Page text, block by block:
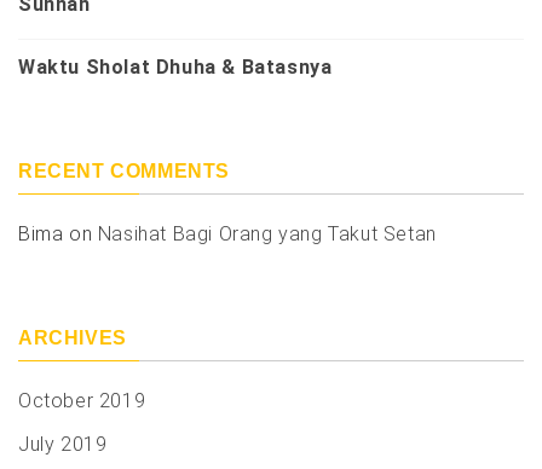
Waktu Sholat Dhuha & Batasnya
RECENT COMMENTS
Bima on Nasihat Bagi Orang yang Takut Setan
ARCHIVES
October 2019
July 2019